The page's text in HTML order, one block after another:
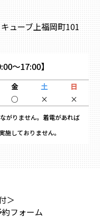
ューブ上福岡町101
～17:00】
金 土
日
○ × ×
がりません。着電があれば
しておりません。
＞
フォーム